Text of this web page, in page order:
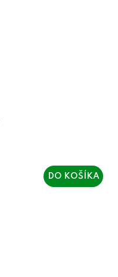
DO KOŠÍKA